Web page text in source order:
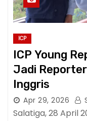
ICP
ICP Young
Jadi
Inggris
Apr 29, 2026
Salatiga, 28 April